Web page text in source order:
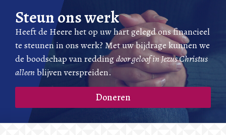
Steun ons werk
Heeft de Heere het op uw hart gelegd ons financieel
te steunen in ons werk? Met uw bijdrage kunnen we
de boodschap van reddingdoor geloof in Jezus Christus
alleen blijven verspreiden.
Doneren